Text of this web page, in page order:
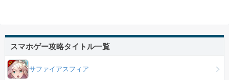
スマホゲー攻略タイトル一覧
サファイアスフィア